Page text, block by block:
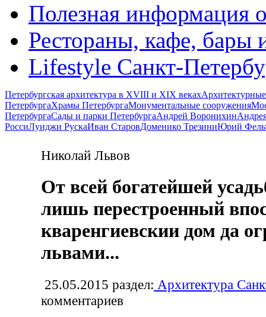
Полезная информация
Рестораны, кафе, бары
Lifestyle Санкт-
Петербургская архитектура в XVIII и XIX веках
ПетербургаХрамы ПетербургаМонументальные сооружения
ПетербургаСады и парки ПетербургаАндрей Воронихин
РоссиЛуиджи РускаИван СтаровДоменико ТрезиниЮрий
Николай Львов
От всей богатейшей
лишь перестроенный
кваренгиевскии дом да
львами...
25.05.2015 раздел: Архитектура
комментариев